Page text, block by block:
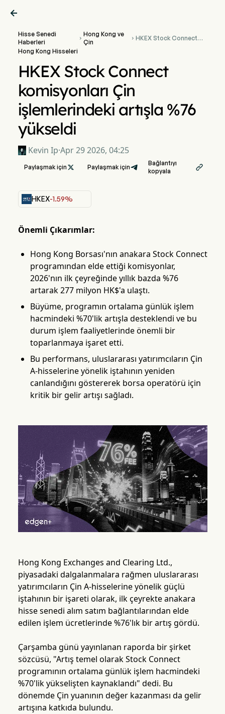

Hisse Senedi
Haberleri

Hong Kong ve
Çin
 HKEX Stock Connect
Hong Kong Hisseleri
HKEX Stock Connect
komisyonları Çin
işlemlerindeki artışla %76
yükseldi
Kevin Ip·Apr 29 2026, 04:25
Paylaşmak için  Paylaşmak için
Bağlantıyı
kopyala

HKEX-1.59%
Önemli Çıkarımlar:
Hong Kong Borsası'nın anakara Stock Connect
programından elde ettiği komisyonlar,
2026'nın ilk çeyreğinde yıllık bazda %76
artarak 277 milyon HK$'a ulaştı.
Büyüme, programın ortalama günlük işlem
hacmindeki %70'lik artışla desteklendi ve bu
durum işlem faaliyetlerinde önemli bir
toparlanmaya işaret etti.
Bu performans, uluslararası yatırımcıların Çin
A-hisselerine yönelik iştahının yeniden
canlandığını göstererek borsa operatörü için
kritik bir gelir artışı sağladı.
Hong Kong Exchanges and Clearing Ltd.,
piyasadaki dalgalanmalara rağmen uluslararası
yatırımcıların Çin A-hisselerine yönelik güçlü
iştahının bir işareti olarak, ilk çeyrekte anakara
hisse senedi alım satım bağlantılarından elde
edilen işlem ücretlerinde %76'lık bir artış gördü.
Çarşamba günü yayınlanan raporda bir şirket
sözcüsü, "Artış temel olarak Stock Connect
programının ortalama günlük işlem hacmindeki
%70'lik yükselişten kaynaklandı" dedi. Bu
dönemde Çin yuanının değer kazanması da gelir
artışına katkıda bulundu.